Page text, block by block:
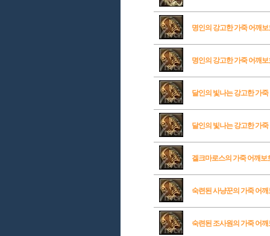
명인의 강고한 가죽 어깨보
명인의 강고한 가죽 어깨보
달인의 빛나는 강고한 가
달인의 빛나는 강고한 가
겔크마로스의 가죽 어깨보
숙련된 사냥꾼의 가죽 어
숙련된 조사원의 가죽 어